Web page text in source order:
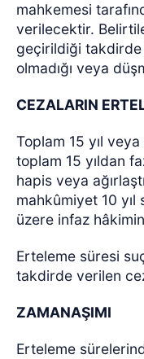
mahkemesi
verilecektir.
geçirildiği takdirde
olmadığı veya
CEZALARIN
Toplam 15 yıl
toplam 15 yıldan
hapis veya
mahkûmiyet 10 yıl
üzere infaz
Erteleme süresi
takdirde verilen
ZAMANAŞIMI
Erteleme